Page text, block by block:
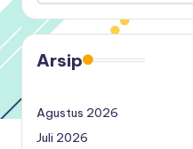
Arsip
Agustus 2026
Juli 2026